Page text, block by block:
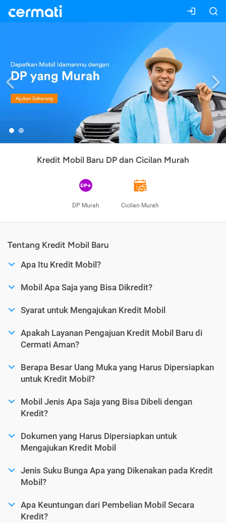
Previous
Kredit Mobil Baru DP dan Cicilan Murah
DP Murah Cicilan Murah
Tentang Kredit Mobil Baru
Apa Itu Kredit Mobil?
Mobil Apa Saja yang Bisa Dikredit?
Syarat untuk Mengajukan Kredit Mobil
Apakah Layanan Pengajuan Kredit Mobil Baru di
Cermati Aman?
Berapa Besar Uang Muka yang Harus Dipersiapkan
untuk Kredit Mobil?
Mobil Jenis Apa Saja yang Bisa Dibeli dengan
Kredit?
Dokumen yang Harus Dipersiapkan untuk
Mengajukan Kredit Mobil
Jenis Suku Bunga Apa yang Dikenakan pada Kredit
Mobil?
Apa Keuntungan dari Pembelian Mobil Secara
Kredit?